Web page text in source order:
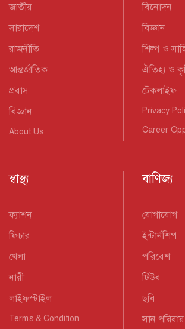
জাতীয়
সারাদেশ
রাজনীতি
আন্তর্জাতিক
প্রবাস
বিজ্ঞান
About Us
বিনোদন
বিজ্ঞান
শিল্প ও
ঐতিহ্য ও
টেকলাইফ
Privacy
Career
স্বাস্থ্য
ফ্যাশন
ফিচার
খেলা
নারী
লাইফস্টাইল
Terms & Condition
বাণিজ্য
যোগাযোগ
ইন্টার্নশিপ
পরিবেশ
টিউব
ছবি
সান পরিবার